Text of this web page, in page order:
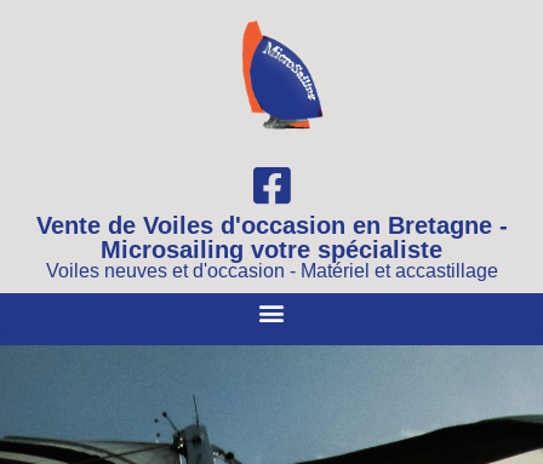
Vente de Voiles d'occasion en Bretagne -
Microsailing votre spécialiste
Voiles neuves et d'occasion - Matériel et accastillage